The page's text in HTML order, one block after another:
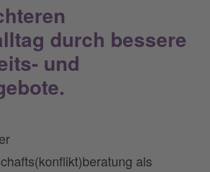
durch bessere
und
als